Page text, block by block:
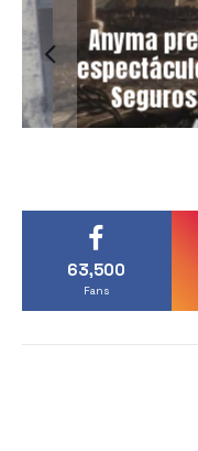
Anyma
espectáculo
Seguros
63,500
Fans